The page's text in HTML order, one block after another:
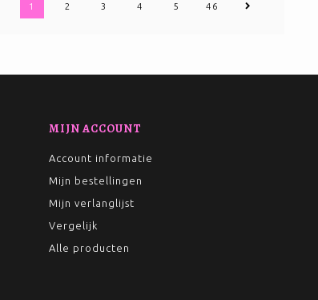
1 2 3 4 5 46
MIJN ACCOUNT
Account informatie
Mijn bestellingen
Mijn verlanglijst
Vergelijk
Alle producten